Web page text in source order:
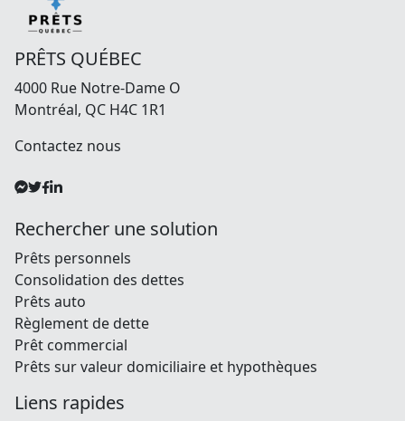
PRÊTS QUÉBEC
4000 Rue Notre-Dame O
Montréal, QC H4C 1R1
Contactez nous
Rechercher une solution
Prêts personnels
Consolidation des dettes
Prêts auto
Règlement de dette
Prêt commercial
Prêts sur valeur domiciliaire et hypothèques
Liens rapides